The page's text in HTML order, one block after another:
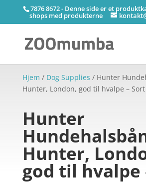
7876 8672 - Denne side er et
shops med produkterne
Hjem / Dog Supplies / Hunter
Hunter, London, god til hvalpe – Sort
Hunter
Hunter,
god til hvalpe